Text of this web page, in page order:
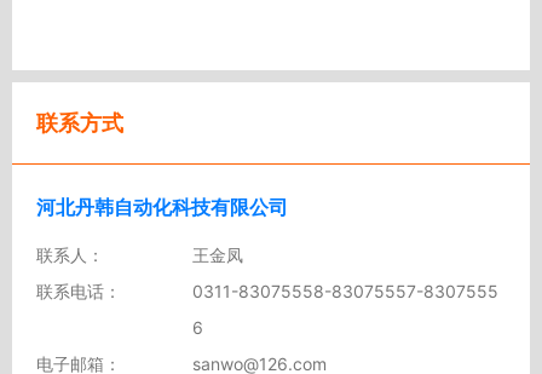
联系方式
河北丹韩自动化科技有限公司
联系人：
王金凤
联系电话：
0311-83075558-83075557-8307555
6
电子邮箱：
sanwo@126.com